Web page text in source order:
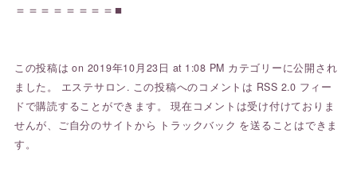
＝＝＝＝＝＝＝＝■
この投稿は on 2019年10月23日 at 1:08 PM カテゴリーに公開され
ました。 エステサロン. この投稿へのコメントは RSS 2.0 フィー
ドで購読することができます。 現在コメントは受け付けておりま
せんが、ご自分のサイトから トラックバック を送ることはできま
す。